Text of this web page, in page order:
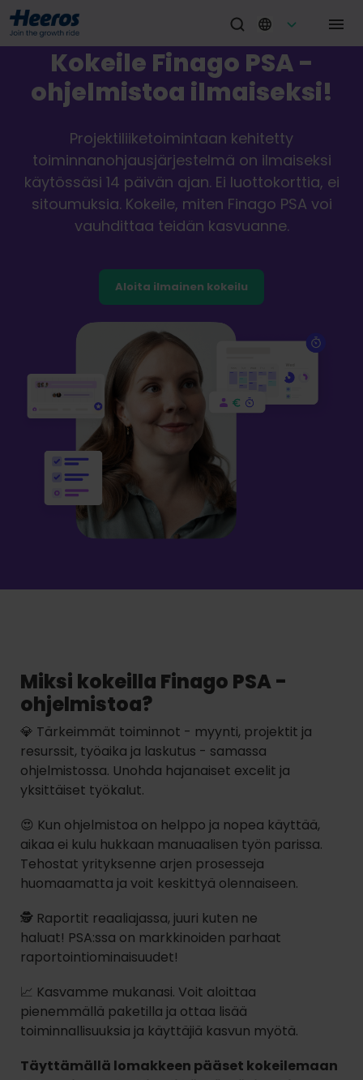
Kokeile Finago PSA -
ohjelmistoa ilmaiseksi!
Projektiliiketoimintaan kehitetty
toiminnanohjausjärjestelmä on ilmaiseksi
käytössäsi 14 päivän ajan. Ei luottokorttia, ei
sitoumuksia. Kokeile, miten Finago PSA voi
vauhdittaa teidän kasvuanne.
Aloita ilmainen kokeilu
Miksi kokeilla Finago PSA -
ohjelmistoa?
💎 Tärkeimmät toiminnot - myynti, projektit ja
resurssit, työaika ja laskutus - samassa
ohjelmistossa. Unohda hajanaiset excelit ja
yksittäiset työkalut.
😍 Kun ohjelmistoa on helppo ja nopea käyttää,
aikaa ei kulu hukkaan manuaalisen työn parissa.
Tehostat yrityksenne arjen prosesseja
huomaamatta ja voit keskittyä olennaiseen.
🕵️ Raportit reaaliajassa, juuri kuten ne
haluat! PSA:ssa on markkinoiden parhaat
raportointiominaisuudet!
📈 Kasvamme mukanasi. Voit aloittaa
pienemmällä paketilla ja ottaa lisää
toiminnallisuuksia ja käyttäjiä kasvun myötä.
Täyttämällä lomakkeen pääset kokeilemaan